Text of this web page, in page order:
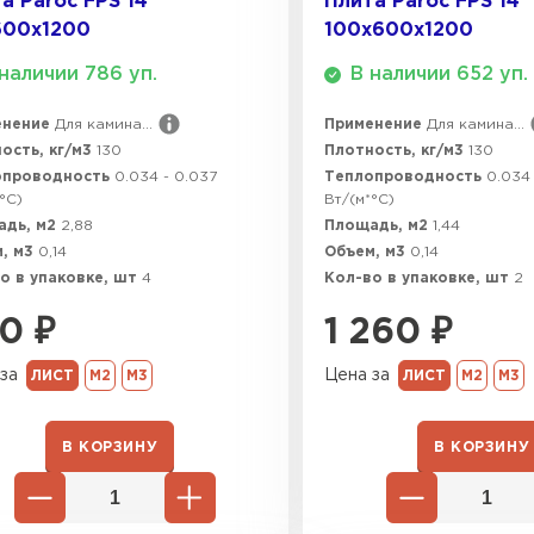
дополнительный барьер против огня,
EI 60–180, теплопроводность от 0,035 Вт/
1%), имеют срок службы до 50 лет и
ГОСТам по пожарной безопасности.
адаптировать под конкретные нужды, с
786 уп.
Для камина...
кг/м3 130
0.034 - 0.037
м2 2,88
м3 0,14
в упаковке, шт 4
₽
ЛИСТ М2 М3
В КОРЗИНУ
100х600х1200
В наличии 652 уп.
Применение Для камина...
Плотность, кг/м3 130
Теплопроводность 0.034
Вт/(м*°C)
Площадь, м2 1,44
Объем, м3 0,14
Кол-во в упаковке, шт 2
1 260 ₽
Цена за ЛИСТ М2 М3
В КОРЗИНУ
Рулонная